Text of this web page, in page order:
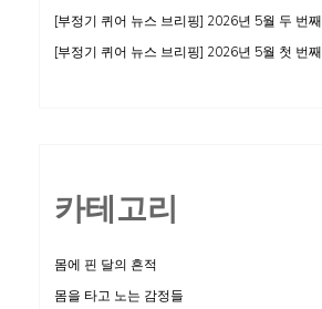
[부정기 퀴어 뉴스 브리핑] 2026년 5월 두 번째
[부정기 퀴어 뉴스 브리핑] 2026년 5월 첫 번째
카테고리
몸에 핀 달의 흔적
몸을 타고 노는 감정들